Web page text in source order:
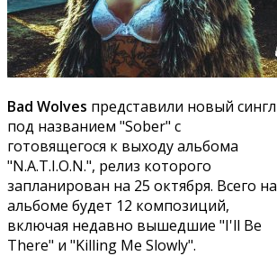
Bad Wolves представили новый сингл
под названием "Sober" с
готовящегося к выходу альбома
"N.A.T.I.O.N.", релиз которого
запланирован на 25 октября. Всего на
альбоме будет 12 композиций,
включая недавно вышедшие "I'll Be
There" и "Killing Me Slowly".